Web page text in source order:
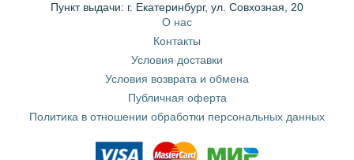
Пункт выдачи: г. Екатеринбург, ул. Совхозная, 20
О нас
Контакты
Условия доставки
Условия возврата и обмена
Публичная оферта
Политика в отношении обработки персональных данных